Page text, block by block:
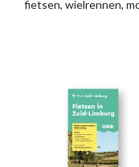
Ansichtkaarten
fietsen, wielrennen,